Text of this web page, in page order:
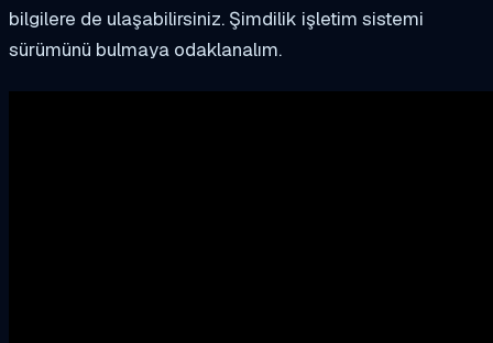
bilgilere de ulaşabilirsiniz. Şimdilik işletim sistemi
sürümünü bulmaya odaklanalım.